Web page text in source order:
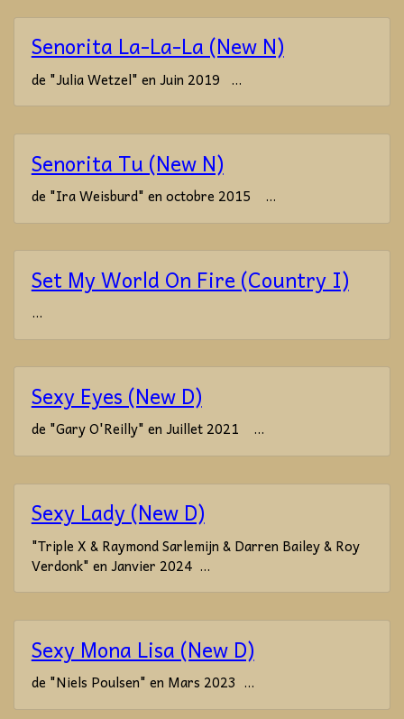
Senorita La-La-La (New N)
de "Julia Wetzel" en Juin 2019 ...
Senorita Tu (New N)
de "Ira Weisburd" en octobre 2015 ...
Set My World On Fire (Country I)
...
Sexy Eyes (New D)
de "Gary O'Reilly" en Juillet 2021 ...
Sexy Lady (New D)
"Triple X & Raymond Sarlemijn & Darren Bailey & Roy
Verdonk" en Janvier 2024 ...
Sexy Mona Lisa (New D)
de "Niels Poulsen" en Mars 2023 ...